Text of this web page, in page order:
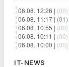
06.08. 12:26 | (00)
06.08. 11:17 | (01)
06.08. 10:55 | (00)
06.08. 10:11 | (00)
06.08. 10:00 | (00)
IT-NEWS